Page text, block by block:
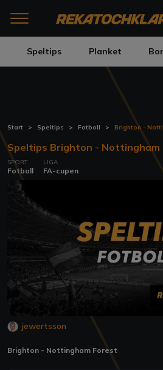
Speltips Planket
Start Speltips Fotboll Brighton -
Speltips Brighton - Nottingham
SPORT
Fotboll
LIGA
FA-cupen
jewertsson
Brighton - Nottingham Forest